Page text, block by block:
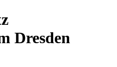
Dresden